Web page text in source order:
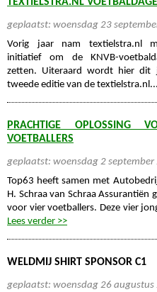
geplaatst: woensdag 23
Vorig jaar nam textielstra.nl
initiatief om de KNVB-
zetten. Uiteraard wordt hier dit
tweede editie van de textielstra.nl...
PRACHTIGE OPLOSSING
VOETBALLERS
geplaatst: woensdag 2 september
Top63 heeft samen met
H. Schraa van Schraa Assurantiën
voor vier voetballers. Deze vier
Lees verder >>
WELDMIJ SHIRT SPONSOR C1
geplaatst: woensdag 26 augustus